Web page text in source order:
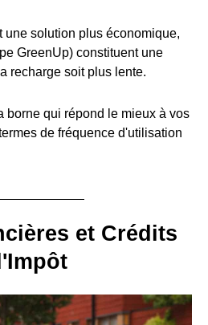
une solution plus économique,
GreenUp) constituent une
recharge soit plus lente.
borne qui répond le mieux à vos
de fréquence d'utilisation
et Crédits